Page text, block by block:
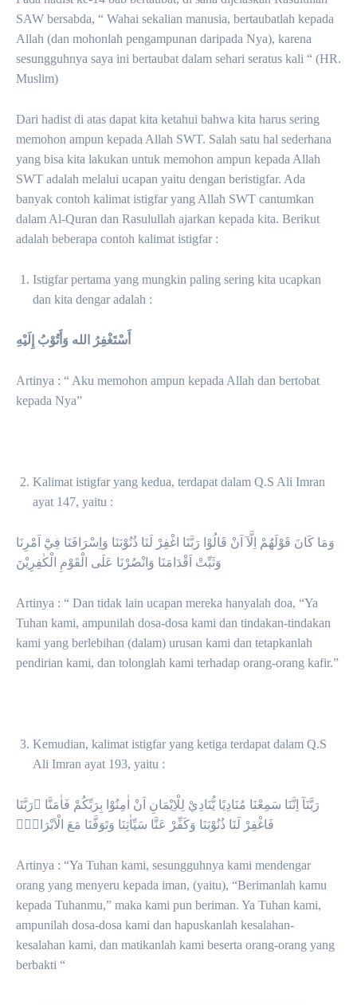
SAW bersabda, “ Wahai sekalian manusia, bertaubatlah kepada
Allah (dan mohonlah pengampunan daripada Nya), karena
sesungguhnya saya ini bertaubat dalam sehari seratus kali “ (HR.
Muslim)
Dari hadist di atas dapat kita ketahui bahwa kita harus sering
memohon ampun kepada Allah SWT. Salah satu hal sederhana
yang bisa kita lakukan untuk memohon ampun kepada Allah
SWT adalah melalui ucapan yaitu dengan beristigfar. Ada
banyak contoh kalimat istigfar yang Allah SWT cantumkan
dalam Al-Quran dan Rasulullah ajarkan kepada kita. Berikut
adalah beberapa contoh kalimat istigfar :
Istigfar pertama yang mungkin paling sering kita ucapkan
dan kita dengar adalah :
أَسْتَغْفِرُ الله وَأَتُوْبُ إِلَيْهِ
Artinya : “ Aku memohon ampun kepada Allah dan bertobat
kepada Nya”
Kalimat istigfar yang kedua, terdapat dalam Q.S Ali Imran
ayat 147, yaitu :
وَمَا كَانَ قَوْلَهُمْ اِلَّآ اَنْ قَالُوْا رَبَّنَا اغْفِرْ لَنَا ذُنُوْبَنَا وَاِسْرَافَنَا فِيْٓ اَمْرِنَا
وَثَبِّتْ اَقْدَامَنَا وَانْصُرْنَا عَلَى الْقَوْمِ الْكٰفِرِيْنَ
Artinya : “ Dan tidak lain ucapan mereka hanyalah doa, “Ya
Tuhan kami, ampunilah dosa-dosa kami dan tindakan-tindakan
kami yang berlebihan (dalam) urusan kami dan tetapkanlah
pendirian kami, dan tolonglah kami terhadap orang-orang kafir.”
Kemudian, kalimat istigfar yang ketiga terdapat dalam Q.S
Ali Imran ayat 193, yaitu :
رَبَّنَآ اِنَّنَا سَمِعْنَا مُنَادِيًا يُّنَادِيْ لِلْاِيْمَانِ اَنْ اٰمِنُوْا بِرَبِّكُمْ فَاٰمَنَّا ۖرَبَّنَا
فَاغْفِرْ لَنَا ذُنُوْبَنَا وَكَفِّرْ عَنَّا سَيِّاٰتِنَا وَتَوَفَّنَا مَعَ الْاَبْرَارِۚ
Artinya : “Ya Tuhan kami, sesungguhnya kami mendengar
orang yang menyeru kepada iman, (yaitu), “Berimanlah kamu
kepada Tuhanmu,” maka kami pun beriman. Ya Tuhan kami,
ampunilah dosa-dosa kami dan hapuskanlah kesalahan-
kesalahan kami, dan matikanlah kami beserta orang-orang yang
berbakti “